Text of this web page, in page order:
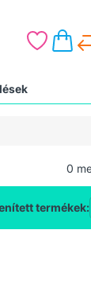
0
termékek: